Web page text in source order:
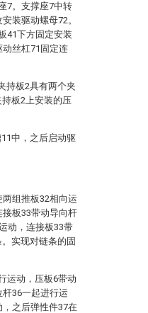
7。支撑座7中转
装驱动螺母72。
41下方固定安装
丝杠71固定连
持板2具有两个夹
板2上安装的压
中，之后启动驱
组推板32相向运
板33带动导向杆
动，连接板33带
实现对链条的固
运动，压板6带动
36一起进行运
之后弹性件37在